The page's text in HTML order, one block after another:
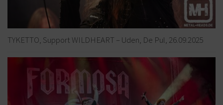
TYKETTO, Support WILDHEART – Uden, De Pul, 26.09.2025